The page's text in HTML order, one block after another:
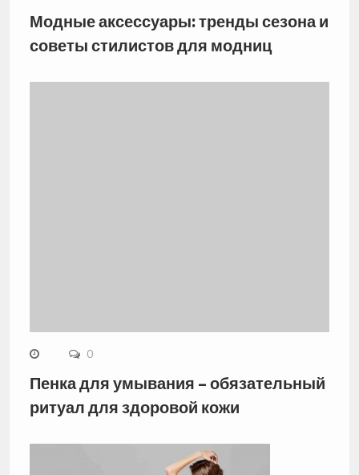
Модные аксессуары: тренды сезона и
советы стилистов для модниц
0
Пенка для умывания – обязательный
ритуал для здоровой кожи